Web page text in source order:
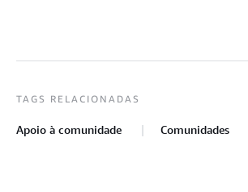
TAGS RELACIONADAS
Apoio à comunidade Comunidades